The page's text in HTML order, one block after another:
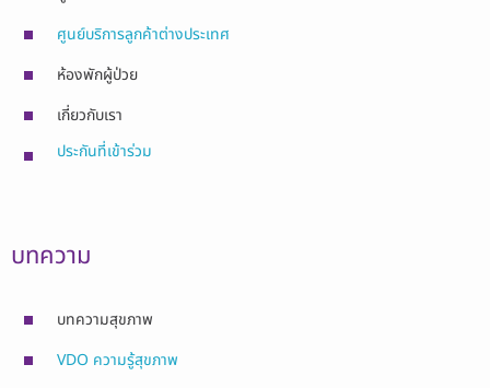
ศูนย์บริการลูกค้าต่างประเทศ
ห้องพักผู้ป่วย
เกี่ยวกับเรา
ประกันที่เข้าร่วม
บทความ
บทความสุขภาพ
VDO ความรู้สุขภาพ